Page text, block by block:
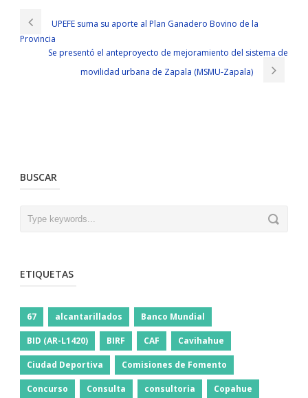
UPEFE suma su aporte al Plan Ganadero Bovino de la
Provincia
Se presentó el anteproyecto de mejoramiento del sistema de
movilidad urbana de Zapala (MSMU-Zapala)
BUSCAR
ETIQUETAS
67 alcantarillados Banco Mundial
BID (AR-L1420) BIRF CAF Cavihahue
Ciudad Deportiva Comisiones de Fomento
Concurso Consulta consultoria Copahue